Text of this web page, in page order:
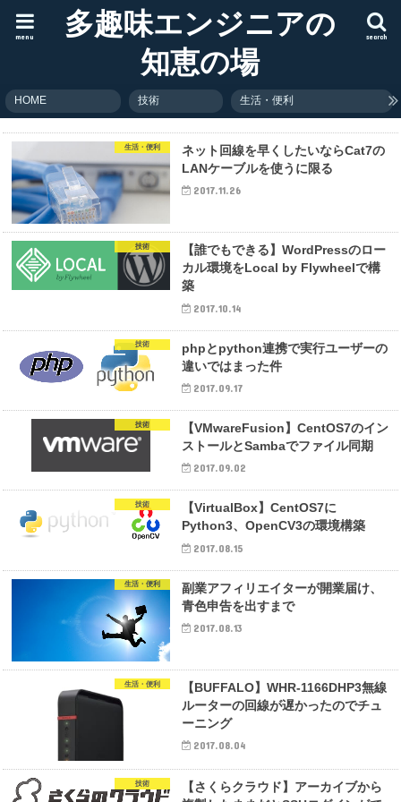
多趣味エンジニアの
知恵の場
search
menu
HOME 技術 生活・便利
生活・便利
ネット回線を早くしたいならCat7の
LANケーブルを使うに限る
2017.11.26
技術
【誰でもできる】WordPressのロー
カル環境をLocal by Flywheelで構
築
2017.10.14
技術
phpとpython連携で実行ユーザーの
違いではまった件
2017.09.17
技術
【VMwareFusion】CentOS7のイン
ストールとSambaでファイル同期
2017.09.02
技術
【VirtualBox】CentOS7に
Python3、OpenCV3の環境構築
2017.08.15
生活・便利
副業アフィリエイターが開業届け、
青色申告を出すまで
2017.08.13
生活・便利
【BUFFALO】WHR-1166DHP3無線
ルーターの回線が遅かったのでチュ
ーニング
2017.08.04
技術
【さくらクラウド】アーカイブから